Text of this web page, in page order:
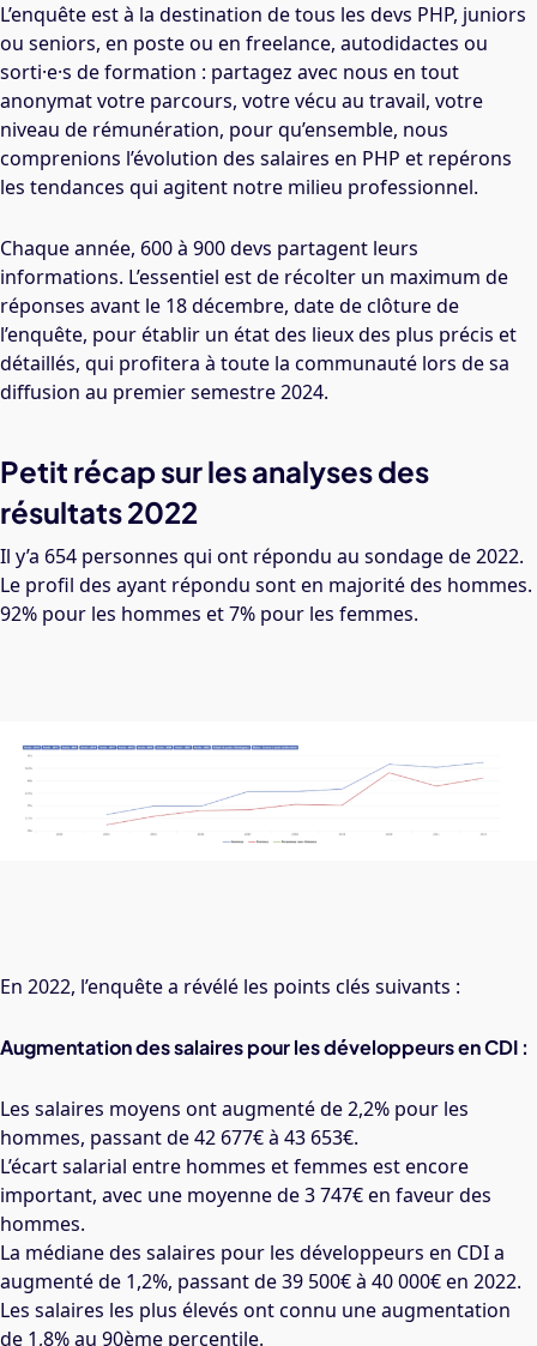
L’enquête est à la destination de tous les devs PHP, juniors
ou seniors, en poste ou en freelance, autodidactes ou
sorti·e·s de formation : partagez avec nous en tout
anonymat votre parcours, votre vécu au travail, votre
niveau de rémunération, pour qu’ensemble, nous
comprenions l’évolution des salaires en PHP et repérons
les tendances qui agitent notre milieu professionnel.
Chaque année, 600 à 900 devs partagent leurs
informations. L’essentiel est de récolter un maximum de
réponses avant le 18 décembre, date de clôture de
l’enquête, pour établir un état des lieux des plus précis et
détaillés, qui profitera à toute la communauté lors de sa
diffusion au premier semestre 2024.
Petit récap sur les analyses des
résultats 2022
Il y’a 654 personnes qui ont répondu au sondage de 2022.
Le profil des ayant répondu sont en majorité des hommes.
92% pour les hommes et 7% pour les femmes.
En 2022, l’enquête a révélé les points clés suivants :
Augmentation des salaires pour les développeurs en CDI :
Les salaires moyens ont augmenté de 2,2% pour les
hommes, passant de 42 677€ à 43 653€.
L’écart salarial entre hommes et femmes est encore
important, avec une moyenne de 3 747€ en faveur des
hommes.
La médiane des salaires pour les développeurs en CDI a
augmenté de 1,2%, passant de 39 500€ à 40 000€ en 2022.
Les salaires les plus élevés ont connu une augmentation
de 1,8% au 90ème percentile.